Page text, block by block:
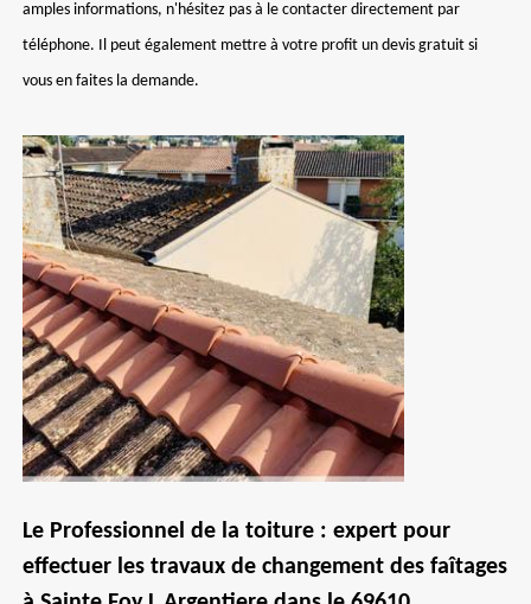
amples informations, n'hésitez pas à le contacter directement par
téléphone. Il peut également mettre à votre profit un devis gratuit si
vous en faites la demande.
Le Professionnel de la toiture : expert pour
effectuer les travaux de changement des faîtages